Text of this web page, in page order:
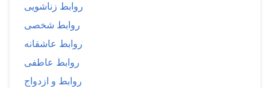
روابط زناشویی
روابط شخصی
روابط عاشقانه
روابط عاطفی
روابط و ازدواج